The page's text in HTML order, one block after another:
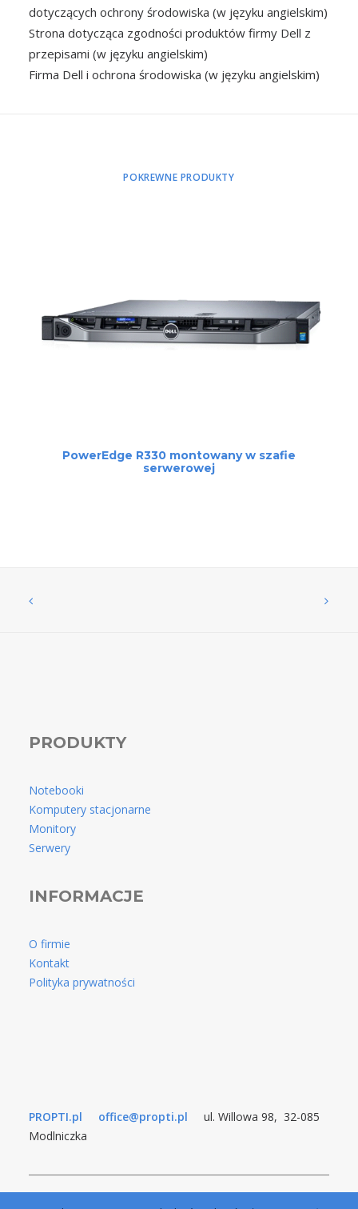
dotyczących ochrony środowiska (w języku angielskim)
Strona dotycząca zgodności produktów firmy Dell z
przepisami (w języku angielskim)
Firma Dell i ochrona środowiska (w języku angielskim)
POKREWNE PRODUKTY
CZYTAJ DALEJ
PowerEdge R330 montowany w szafie
serwerowej
PRODUKTY
Notebooki
Komputery stacjonarne
Monitory
Serwery
INFORMACJE
O firmie
Kontakt
Polityka prywatności
PROPTI.pl office@propti.pl ul. Willowa 98, 32-085
Modlniczka